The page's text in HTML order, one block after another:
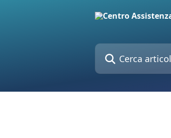
Cerca articoli…